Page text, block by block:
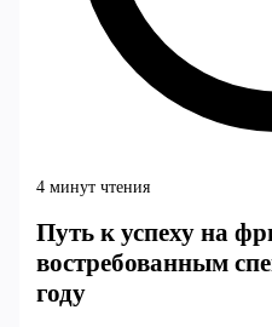
4 минут чтения
Путь к успеху на
востребованным
году